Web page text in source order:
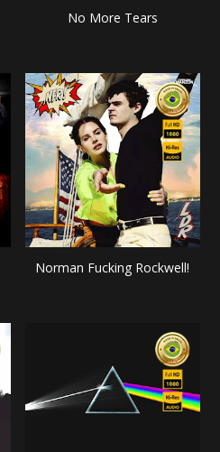
No More Tears
Norman Fucking Rockwell!